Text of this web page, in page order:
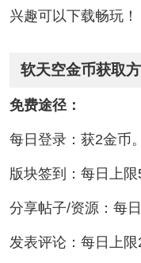
兴趣可以下载畅玩！
软天空金币获取
免费途径‌：
每日登录：获2金币。‌‌
版块签到：每日上限
分享帖子/资源：每
发表评论：每日上限